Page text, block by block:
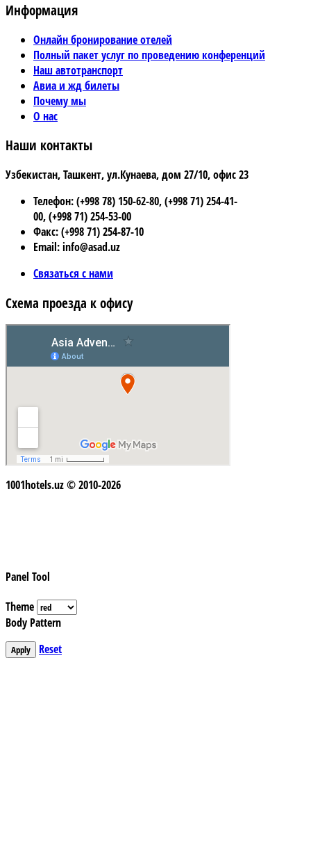
Информация
Онлайн бронирование отелей
Полный пакет услуг по проведению конференций
Наш автотранспорт
Авиа и жд билеты
Почему мы
О нас
Наши контакты
Узбекистан, Ташкент, ул.Кунаева, дом 27/10, офис 23
Телефон: (+998 78) 150-62-80, (+998 71) 254-41-
00, (+998 71) 254-53-00
Факс: (+998 71) 254-87-10
Email: info@asad.uz
Связаться с нами
Схема проезда к офису
1001hotels.uz © 2010-2026
Panel Tool
Theme
Body Pattern
Apply Reset